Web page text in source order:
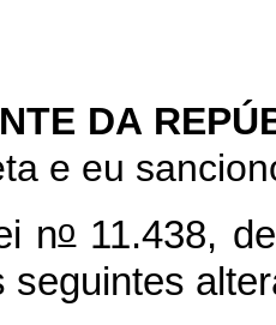
DA
e eu
no11.438,
seguintes